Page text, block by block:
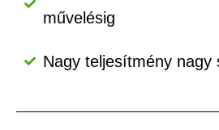
művelésig
Nagy teljesítmény nagy